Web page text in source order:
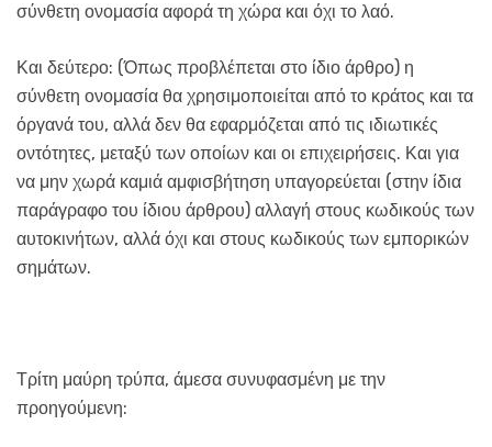
σύνθετη ονομασία αφορά τη χώρα και όχι το λαό.
Και δεύτερο: (Όπως προβλέπεται στο ίδιο άρθρο) η
σύνθετη ονομασία θα χρησιμοποιείται από το κράτος και τα
όργανά του, αλλά δεν θα εφαρμόζεται από τις ιδιωτικές
οντότητες, μεταξύ των οποίων και οι επιχειρήσεις. Και για
να μην χωρά καμιά αμφισβήτηση υπαγορεύεται (στην ίδια
παράγραφο του ίδιου άρθρου) αλλαγή στους κωδικούς των
αυτοκινήτων, αλλά όχι και στους κωδικούς των εμπορικών
σημάτων.
Τρίτη μαύρη τρύπα, άμεσα συνυφασμένη με την
προηγούμενη: